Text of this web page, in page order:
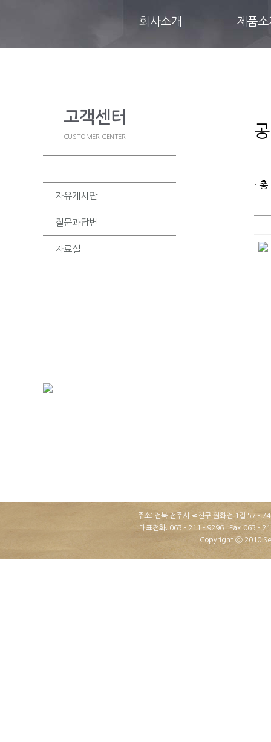
회사소개 제품소
고객센터
CUSTOMER CENTER
자유게시판
질문과답변
자료실
· 총
주소: 전북 전주시 덕진구 원화전 1길 57 -
대표전화: 063 - 211 - 9296 Fax.063 -
Copyright ⓒ2010